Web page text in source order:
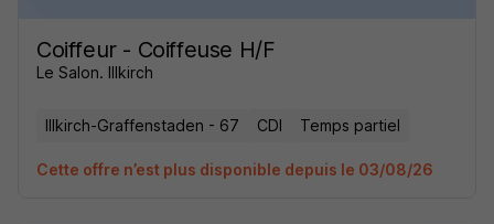
Coiffeur - Coiffeuse H/F
Le Salon. Illkirch
Illkirch-Graffenstaden - 67 CDI Temps partiel
Cette offre n’est plus disponible depuis le 03/08/26